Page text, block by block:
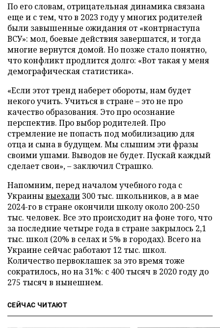
По его словам, отрицательная динамика связана
еще и с тем, что в 2023 году у многих родителей
были завышенные ожидания от «контрнаступа
ВСУ»: мол, боевые действия завершатся, и тогда
многие вернутся домой. Но позже стало понятно,
что конфликт продлится долго: «Вот такая у меня
демографическая статистика».
«Если этот тренд наберет обороты, нам будет
некого учить. Учиться в стране – это не про
качество образования. Это про осознание
перспектив. Про выбор родителей. Про
стремление не попасть под мобилизацию для
отца и сына в будущем. Мы слышим эти фразы
своими ушами. Выводов не будет. Пускай каждый
сделает свои», – заключил Страшко.
Напомним, перед началом учебного года с
Украинывыехали 300 тыс. школьников, а в мае
2024-го в стране окончили школу около 200-250
тыс. человек. Все это происходит на фоне того, что
за последние четыре года в стране закрылось 2,1
тыс. школ (20% в селах и 5% в городах). Всего на
Украине сейчас работают 12 тыс. школ.
Количество первоклашек за это время тоже
сократилось, но на 31%: с 400 тысяч в 2020 году до
275 тысяч в нынешнем.
СЕЙЧАС ЧИТАЮТ